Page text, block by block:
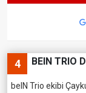
4 BEIN TRIO
beIN Trio ekibi